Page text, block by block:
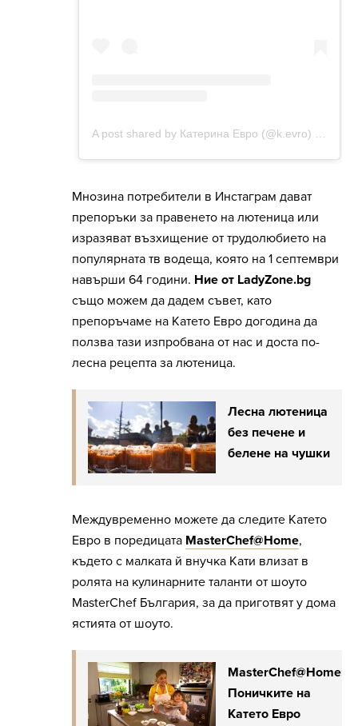
Мнозина потребители в Инстаграм дават
препоръки за правенето на лютеница или
изразяват възхищение от трудолюбието на
популярната тв водеща, която на 1 септември
навърши 64 години. Ние от LadyZone.bg
също можем да дадем съвет, като
препоръчаме на Катето Евро догодина да
ползва тази изпробвана от нас и доста по-
лесна рецепта за лютеница.
Лесна лютеница
без печене и
белене на чушки
Междувременно можете да следите Катето
Евро в поредицата MasterChef@Home,
където с малката й внучка Кати влизат в
ролята на кулинарните таланти от шоуто
MasterChef България, за да приготвят у дома
ястията от шоуто.
MasterChef@Home:
Поничките на
Катето Евро